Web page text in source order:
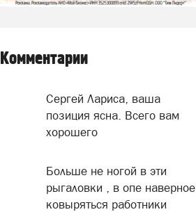
Комментарии
Сергей Лариса, ваша
позиция ясна. Всего вам
хорошего
Больше не ногой в эти
рыгаловки , в опе наверное
ковыряться работники